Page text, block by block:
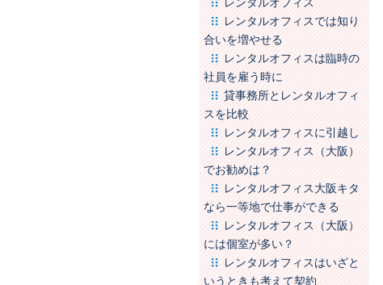
レンタルオフィスでは知り
合いを増やせる
レンタルオフィスは臨時の
社員を雇う時に
貸事務所とレンタルオフィ
スを比較
レンタルオフィスに引越し
レンタルオフィス（大阪）
でお勧めは？
レンタルオフィス大阪キタ
なら一等地で仕事ができる
レンタルオフィス（大阪）
には個室が多い？
レンタルオフィスはいざと
いうときも考えて契約